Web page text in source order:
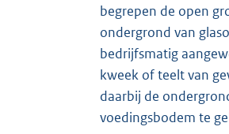
begrepen de open
ondergrond van
bedrijfsmatig
kweek of teelt van
daarbij de
voedingsbodem te